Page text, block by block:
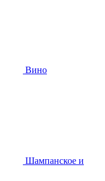
Вино
Шампанское и